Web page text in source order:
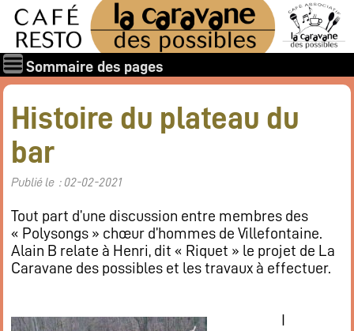
Sommaire des pages
Qui sommes-nous ?
Les associations
Les membres
Nos amis
Nos soutiens
Galerie des photos
Horaires d’ouverture
Histoire du plateau du
bar
Publié le : 02-02-2021
Tout part d’une discussion entre membres des
« Polysongs » chœur d’hommes de Villefontaine.
Alain B relate à Henri, dit « Riquet » le projet de La
Caravane des possibles et les travaux à effectuer.